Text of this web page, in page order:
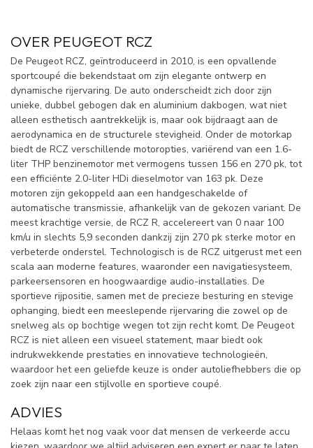
OVER PEUGEOT RCZ
De Peugeot RCZ, geïntroduceerd in 2010, is een opvallende
sportcoupé die bekendstaat om zijn elegante ontwerp en
dynamische rijervaring. De auto onderscheidt zich door zijn
unieke, dubbel gebogen dak en aluminium dakbogen, wat niet
alleen esthetisch aantrekkelijk is, maar ook bijdraagt aan de
aerodynamica en de structurele stevigheid. Onder de motorkap
biedt de RCZ verschillende motoropties, variërend van een 1.6-
liter THP benzinemotor met vermogens tussen 156 en 270 pk, tot
een efficiënte 2.0-liter HDi dieselmotor van 163 pk. Deze
motoren zijn gekoppeld aan een handgeschakelde of
automatische transmissie, afhankelijk van de gekozen variant. De
meest krachtige versie, de RCZ R, accelereert van 0 naar 100
km/u in slechts 5,9 seconden dankzij zijn 270 pk sterke motor en
verbeterde onderstel. Technologisch is de RCZ uitgerust met een
scala aan moderne features, waaronder een navigatiesysteem,
parkeersensoren en hoogwaardige audio-installaties. De
sportieve rijpositie, samen met de precieze besturing en stevige
ophanging, biedt een meeslepende rijervaring die zowel op de
snelweg als op bochtige wegen tot zijn recht komt. De Peugeot
RCZ is niet alleen een visueel statement, maar biedt ook
indrukwekkende prestaties en innovatieve technologieën,
waardoor het een geliefde keuze is onder autoliefhebbers die op
zoek zijn naar een stijlvolle en sportieve coupé.
ADVIES
Helaas komt het nog vaak voor dat mensen de verkeerde accu